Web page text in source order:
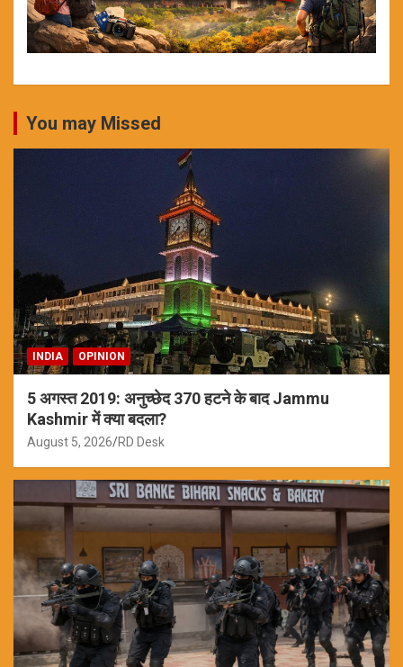
You may Missed
INDIA OPINION
5 अगस्त 2019: अनुच्छेद 370 हटने के बाद Jammu
Kashmir में क्या बदला?
August 5, 2026 RD Desk